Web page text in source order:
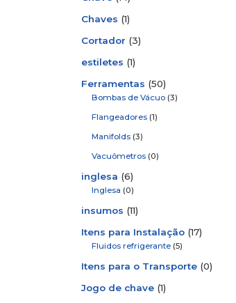
Chaves (1)
Cortador (3)
estiletes (1)
Ferramentas (50)
Bombas de Vácuo (3)
Flangeadores (1)
Manifolds (3)
Vacuômetros (0)
inglesa (6)
Inglesa (0)
insumos (11)
Itens para Instalação (17)
Fluidos refrigerante (5)
Itens para o Transporte (0)
Jogo de chave (1)